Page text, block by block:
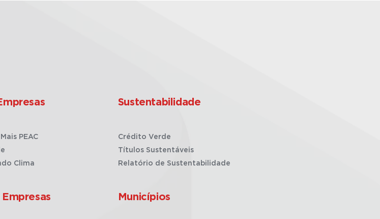
PEAC
Clima
Sustentabilidade
Crédito Verde
Títulos Sustentáveis
Relatório de Sustentabilidade
Municípios